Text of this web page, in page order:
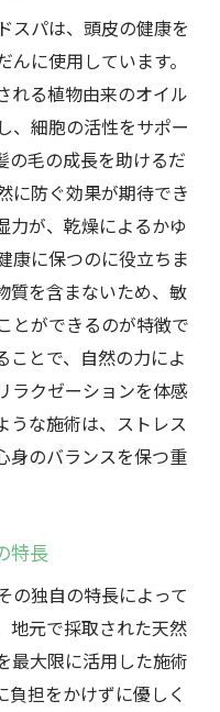
スパは、頭皮の健康を
に使用しています。
れる植物由来のオイル
、細胞の活性をサポー
の毛の成長を助けるだ
に防ぐ効果が期待でき
力が、乾燥によるかゆ
康に保つのに役立ちま
質を含まないため、敏
とができるのが特徴で
ことで、自然の力によ
ラクゼーションを体感
うな施術は、ストレス
身のバランスを保つ重
特長
の独自の特長によって
地元で採取された天然
最大限に活用した施術
負担をかけずに優しく